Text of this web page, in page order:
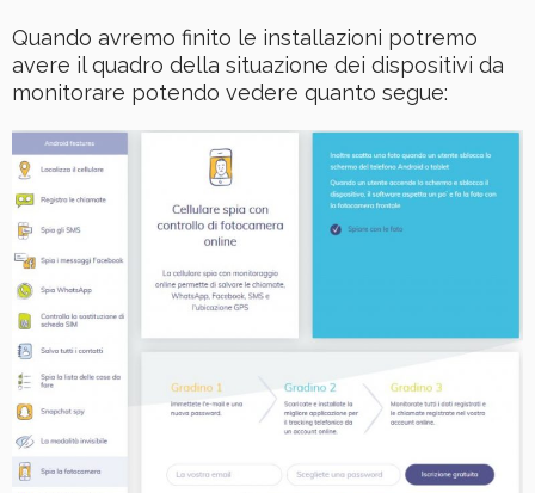
Quando avremo finito le installazioni potremo
avere il quadro della situazione dei dispositivi da
monitorare potendo vedere quanto segue: